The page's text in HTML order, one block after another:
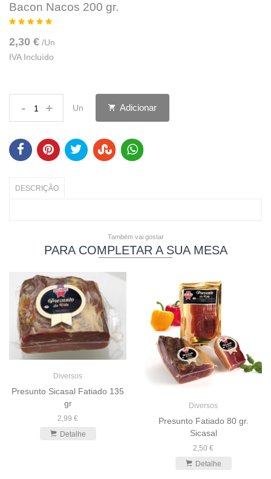
Bacon Nacos 200 gr.
2,30 € /Un
IVA Incluído
- + Un Adicionar
DESCRIÇÃO
Também vai gostar
PARA COMPLETAR A SUA MESA
Diversos
Presunto Sicasal Fatiado 135
gr
2,99 €
Detalhe
Diversos
Presunto Fatiado 80 gr.
Sicasal
2,50 €
Detalhe